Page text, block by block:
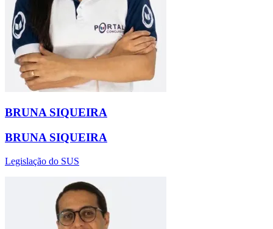
BRUNA SIQUEIRA
BRUNA SIQUEIRA
Legislação do SUS